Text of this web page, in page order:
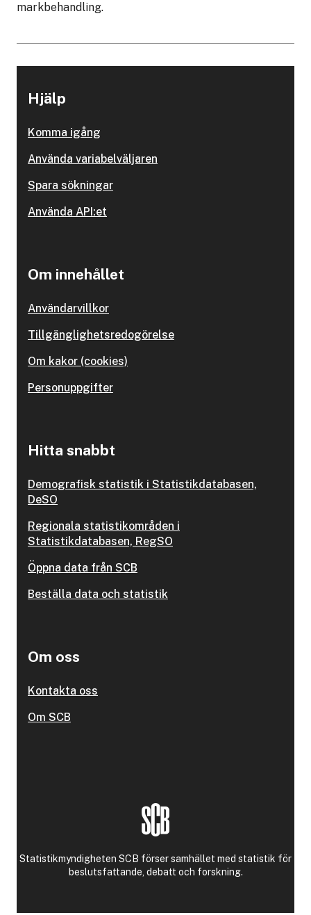
markbehandling.
Hjälp
Komma igång
Använda variabelväljaren
Spara sökningar
Använda API:et
Om innehållet
Användarvillkor
Tillgänglighetsredogörelse
Om kakor (cookies)
Personuppgifter
Hitta snabbt
Demografisk statistik i Statistikdatabasen,
DeSO
Regionala statistikområden i
Statistikdatabasen, RegSO
Öppna data från SCB
Beställa data och statistik
Om oss
Kontakta oss
Om SCB
Statistikmyndigheten SCB förser samhället med statistik för
beslutsfattande, debatt och forskning.